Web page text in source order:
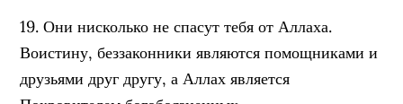
19. Они нисколько не спасут тебя от Аллаха.
Воистину, беззаконники являются помощниками и
друзьями друг другу, а Аллах является